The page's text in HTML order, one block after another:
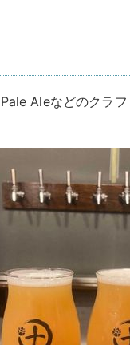
Aleなどのクラ